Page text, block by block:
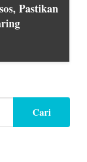
Pastikan
Cari